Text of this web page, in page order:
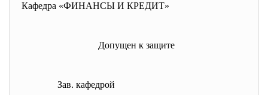
Кафедра «ФИНАНСЫ И КРЕДИТ»
Допущен к защите
Зав. кафедрой